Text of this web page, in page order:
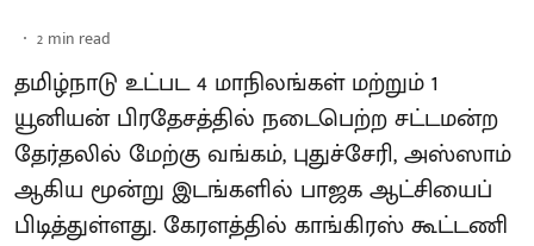
2 min read
தமிழ்நாடு உட்பட 4 மாநிலங்கள் மற்றும் 1
யூனியன் பிரதேசத்தில் நடைபெற்ற சட்டமன்ற
தேர்தலில் மேற்கு வங்கம், புதுச்சேரி, அஸ்ஸாம்
ஆகிய மூன்று இடங்களில் பாஜக ஆட்சியைப்
பிடித்துள்ளது. கேரளத்தில் காங்கிரஸ் கூட்டணி